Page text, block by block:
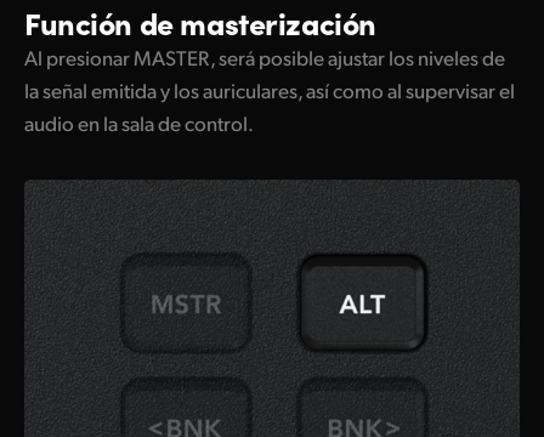
Función de masterización
Al presionar MASTER, será posible ajustar los niveles de
la señal emitida y los auriculares, así como al supervisar el
audio en la sala de control.